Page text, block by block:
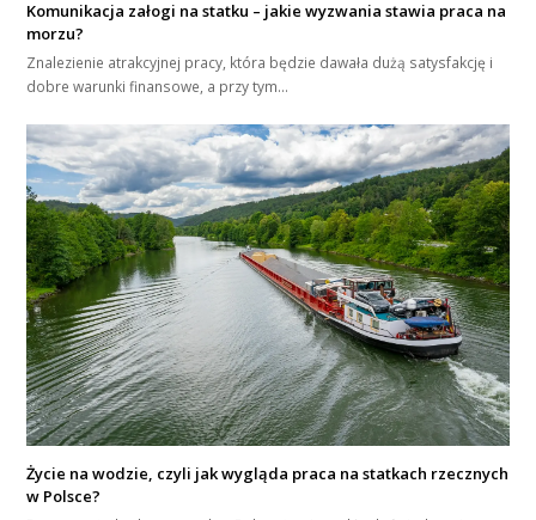
Komunikacja załogi na statku – jakie wyzwania stawia praca na
morzu?
Znalezienie atrakcyjnej pracy, która będzie dawała dużą satysfakcję i
dobre warunki finansowe, a przy tym…
Życie na wodzie, czyli jak wygląda praca na statkach rzecznych
w Polsce?